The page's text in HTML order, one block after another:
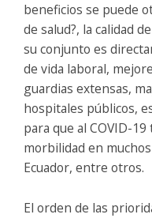
beneficios se puede
de salud?, la calidad
su conjunto es
de vida laboral,
guardias extensas,
hospitales públicos,
para que al COVID-
morbilidad en
Ecuador, entre otros.
El orden de las